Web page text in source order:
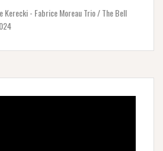
Kerecki - Fabrice Moreau Trio / The Bell